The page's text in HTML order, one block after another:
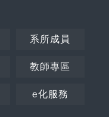
系所成員
教師專區
e化服務